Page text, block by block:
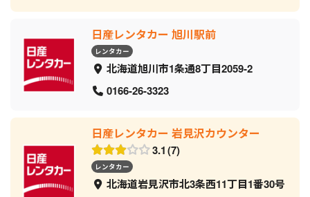
日産レンタカー 旭川駅前
レンタカー
北海道旭川市1条通8丁目2059‐2
0166-26-3323
日産レンタカー 岩見沢カウンター
3.1 7
レンタカー
北海道岩見沢市北3条西11丁目1番30号